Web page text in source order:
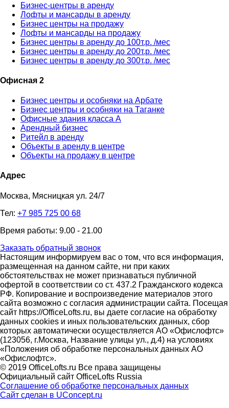
Бизнес-центры в аренду
Лофты и мансарды в аренду
Бизнес центры на продажу
Лофты и мансарды на продажу
Бизнес центры в аренду до 100т.р. /мес
Бизнес центры в аренду до 200т.р. /мес
Бизнес центры в аренду до 300т.р. /мес
Офисная 2
Бизнес центры и особняки на Арбате
Бизнес центры и особняки на Таганке
Офисные здания класса А
Арендный бизнес
Ритейл в аренду
Объекты в аренду в центре
Объекты на продажу в центре
Адрес
Москва, Мясницкая ул. 24/7
Тел: +7 985 725 00 68
Время работы: 9.00 - 21.00
Заказать обратный звонок
Настоящим информируем вас о том, что вся информация,
размещенная на данном сайте, ни при каких
обстоятельствах не может признаваться публичной
офертой в соответствии со ст. 437.2 Гражданского кодекса
РФ. Копирование и воспроизведение материалов этого
сайта возможно с согласия администрации сайта. Посещая
сайт https://OfficeLofts.ru, вы даете согласие на обработку
данных cookies и иных пользовательских данных, сбор
которых автоматически осуществляется АО «Офислофтс»
(123056, г.Москва, Название улицы ул., д.4) на условиях
«Положения об обработке персональных данных АО
«Офислофтс».
© 2019 OfficeLofts.ru Все права защищены
Официальный сайт OfficeLofts Russia
Соглашение об обработке персональных данных
Сайт сделан в UConcept.ru